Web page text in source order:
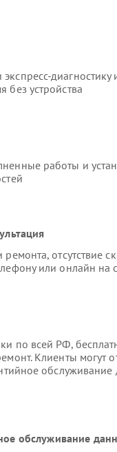
диагностику
без устройства
работы и
отсутствие
или онлайн на
по всей РФ,
Клиенты могут
обслуживание
обслуживание